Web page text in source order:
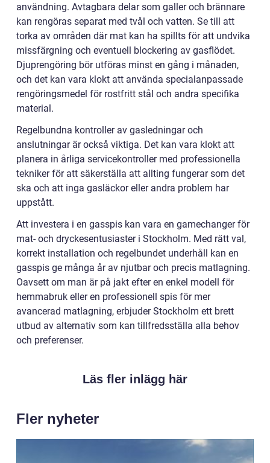
användning. Avtagbara delar som galler och brännare
kan rengöras separat med tvål och vatten. Se till att
torka av områden där mat kan ha spillts för att undvika
missfärgning och eventuell blockering av gasflödet.
Djuprengöring bör utföras minst en gång i månaden,
och det kan vara klokt att använda specialanpassade
rengöringsmedel för rostfritt stål och andra specifika
material.
Regelbundna kontroller av gasledningar och
anslutningar är också viktiga. Det kan vara klokt att
planera in årliga servicekontroller med professionella
tekniker för att säkerställa att allting fungerar som det
ska och att inga gasläckor eller andra problem har
uppstått.
Att investera i en gasspis kan vara en gamechanger för
mat- och dryckesentusiaster i Stockholm. Med rätt val,
korrekt installation och regelbundet underhåll kan en
gasspis ge många år av njutbar och precis matlagning.
Oavsett om man är på jakt efter en enkel modell för
hemmabruk eller en professionell spis för mer
avancerad matlagning, erbjuder Stockholm ett brett
utbud av alternativ som kan tillfredsställa alla behov
och preferenser.
Läs fler inlägg här
Fler nyheter